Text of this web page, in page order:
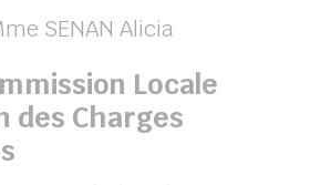
Mme SENAN Alicia
Locale
des Charges